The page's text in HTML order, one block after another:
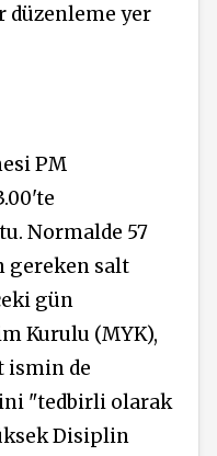
düzenleme yer
PM
Normalde 57
gereken salt
gün
Kurulu (MYK),
ismin de
"tedbirli olarak
Disiplin